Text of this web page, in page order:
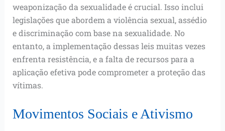
weaponização da sexualidade é crucial. Isso inclui
legislações que abordem a violência sexual, assédio
e discriminação com base na sexualidade. No
entanto, a implementação dessas leis muitas vezes
enfrenta resistência, e a falta de recursos para a
aplicação efetiva pode comprometer a proteção das
vítimas.
Movimentos Sociais e Ativismo